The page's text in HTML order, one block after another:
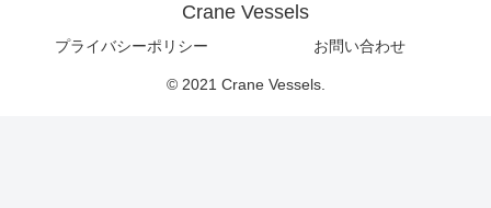
Crane Vessels
プライバシーポリシー お問い合わせ
© 2021 Crane Vessels.